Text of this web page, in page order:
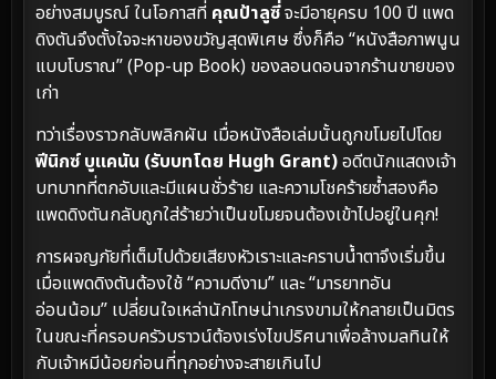
อย่างสมบูรณ์ ในโอกาสที่ คุณป้าลูซี่จะมีอายุครบ 100 ปี แพด
ดิงตันจึงตั้งใจจะหาของขวัญสุดพิเศษ ซึ่งก็คือ “หนังสือภาพนูน
แบบโบราณ” (Pop-up Book) ของลอนดอนจากร้านขายของ
เก่า
ทว่าเรื่องราวกลับพลิกผัน เมื่อหนังสือเล่มนั้นถูกขโมยไปโดย
ฟีนิกซ์ บูแคนัน (รับบทโดย Hugh Grant)อดีตนักแสดงเจ้า
บทบาทที่ตกอับและมีแผนชั่วร้าย และความโชคร้ายซ้ำสองคือ
แพดดิงตันกลับถูกใส่ร้ายว่าเป็นขโมยจนต้องเข้าไปอยู่ในคุก!
การผจญภัยที่เต็มไปด้วยเสียงหัวเราะและคราบน้ำตาจึงเริ่มขึ้น
เมื่อแพดดิงตันต้องใช้ “ความดีงาม” และ “มารยาทอัน
อ่อนน้อม” เปลี่ยนใจเหล่านักโทษน่าเกรงขามให้กลายเป็นมิตร
ในขณะที่ครอบครัวบราวน์ต้องเร่งไขปริศนาเพื่อล้างมลทินให้
กับเจ้าหมีน้อยก่อนที่ทุกอย่างจะสายเกินไป